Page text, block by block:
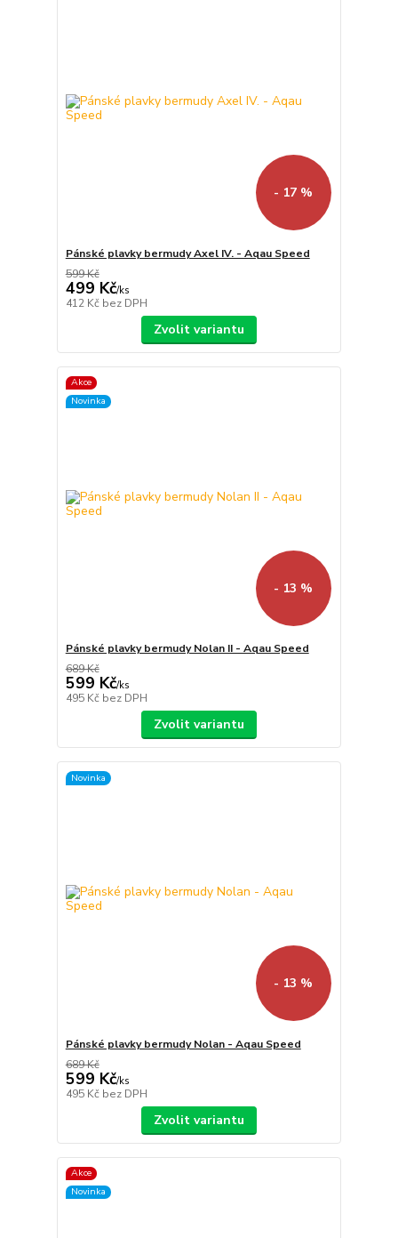
- 17 %
Pánské plavky bermudy Axel IV. - Aqau Speed
599 Kč
499 Kč/ks
412 Kč bez DPH
Zvolit variantu
Akce
Novinka
- 13 %
Pánské plavky bermudy Nolan II - Aqau Speed
689 Kč
599 Kč/ks
495 Kč bez DPH
Zvolit variantu
Novinka
- 13 %
Pánské plavky bermudy Nolan - Aqau Speed
689 Kč
599 Kč/ks
495 Kč bez DPH
Zvolit variantu
Akce
Novinka